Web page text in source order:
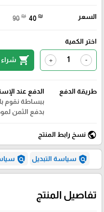
السعر 90 ₪ 40 ₪
اختر الكمية
-
+
shopping_cart شراء
طريقة الدفع
الدفع عند
ببساطة نقوم
بدفع الثمن
public نسخ رابط المنتج
policy سياسة التبديل policy
تفاصيل المنتج